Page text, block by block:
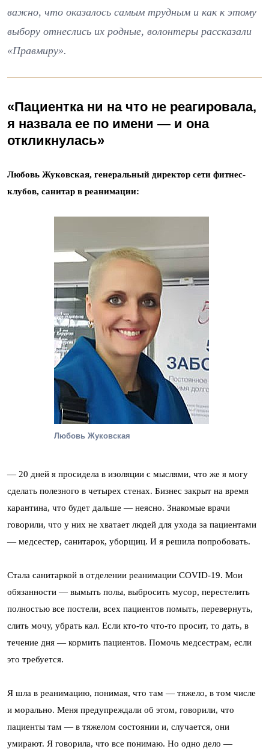
важно, что оказалось самым трудным и как к этому
выбору отнеслись их родные, волонтеры рассказали
«Правмиру».
«Пациентка ни на что не реагировала,
я назвала ее по имени — и она
откликнулась»
Любовь Жуковская, генеральный директор сети фитнес-
клубов, санитар в реанимации:
Любовь Жуковская
— 20 дней я просидела в изоляции с мыслями, что же я могу
сделать полезного в четырех стенах. Бизнес закрыт на время
карантина, что будет дальше — неясно. Знакомые врачи
говорили, что у них не хватает людей для ухода за пациентами
— медсестер, санитарок, уборщиц. И я решила попробовать.
Стала санитаркой в отделении реанимации COVID-19. Мои
обязанности — вымыть полы, выбросить мусор, перестелить
полностью все постели, всех пациентов помыть, перевернуть,
слить мочу, убрать кал. Если кто-то что-то просит, то дать, в
течение дня — кормить пациентов. Помочь медсестрам, если
это требуется.
Я шла в реанимацию, понимая, что там — тяжело, в том числе
и морально. Меня предупреждали об этом, говорили, что
пациенты там — в тяжелом состоянии и, случается, они
умирают. Я говорила, что все понимаю. Но одно дело —